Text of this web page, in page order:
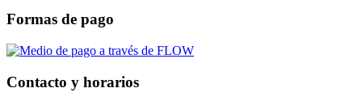
Formas de pago
Contacto y horarios